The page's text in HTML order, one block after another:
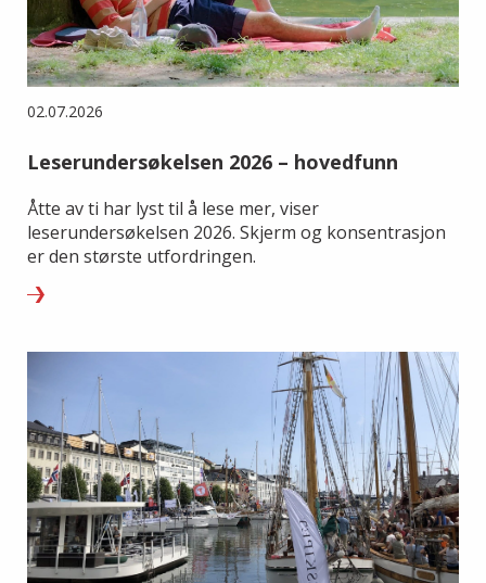
02.07.2026
Leserundersøkelsen 2026 – hovedfunn
Åtte av ti har lyst til å lese mer, viser
leserundersøkelsen 2026. Skjerm og konsentrasjon
er den største utfordringen.